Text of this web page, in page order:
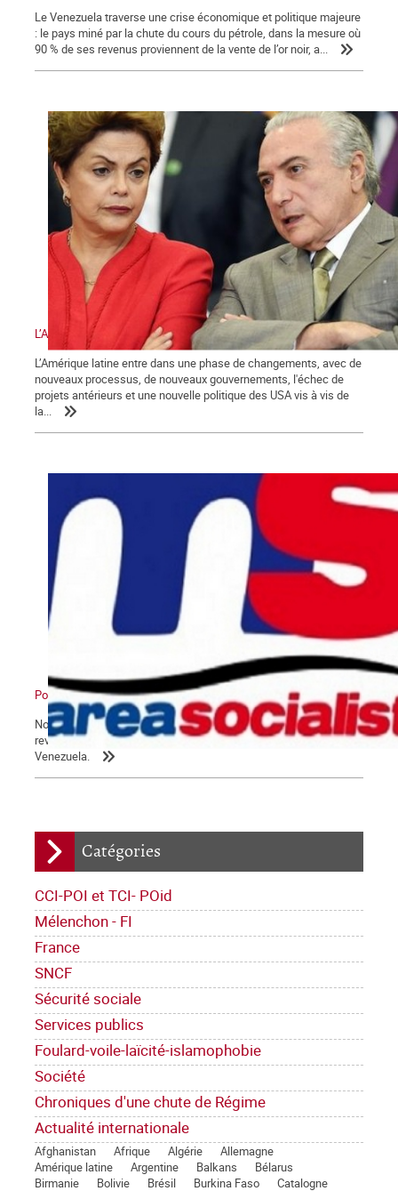
Catégories
CCI-POI et TCI- POid
Mélenchon - FI
France
SNCF
Sécurité sociale
Services publics
Foulard-voile-laïcité-islamophobie
Société
Chroniques d'une chute de Régime
Actualité internationale
Afghanistan Afrique Algérie
Allemagne
Amérique latine
Argentine Balkans
Bélarus
Birmanie
Bolivie Brésil Burkina Faso Catalogne
Le Venezuela traverse une crise économique et politique majeure
: le pays miné par la chute du cours du pétrole, dans la mesure où
90 % de ses revenus proviennent de la vente de l’or noir, a...
L’Amérique latine et les défis de la gauche
L’Amérique latine entre dans une phase de changements, avec de
nouveaux processus, de nouveaux gouvernements, l'échec de
projets antérieurs et une nouvelle politique des USA vis à vis de
la...
Pour un nouveau pôle
Nous reproduisons ici un article paru dans le numéro 663 de la
revue Alternativa Socialista, sur les derniers développements au
Venezuela.